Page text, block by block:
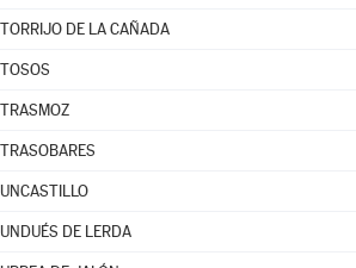
TORRIJO DE LA CAÑADA
TOSOS
TRASMOZ
TRASOBARES
UNCASTILLO
UNDUÉS DE LERDA